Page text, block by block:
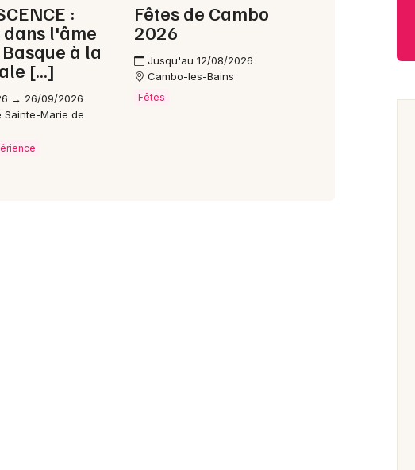
Je m'abonne
:
dans l'âme
à la
[…]
→ 26/09/2026
Sainte-Marie de
Fêtes de Cambo
2026
Jusqu'au 12/08/2026
Cambo-les-Bains
Fêtes